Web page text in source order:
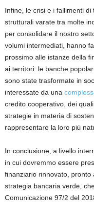
Infine, le crisi e i fallimenti
strutturali varate tra molte
per consolidare il nostro
volumi intermediati, hanno
prossimo alle istanze della
ai territori: le banche
sono state trasformate in
interessate da una
credito cooperativo, dei
strategie in materia di
rappresentare la loro più
In conclusione, a livello
in cui dovremmo essere
finanziario rinnovato, pronto
strategia bancaria verde,
Comunicazione 97/2 del